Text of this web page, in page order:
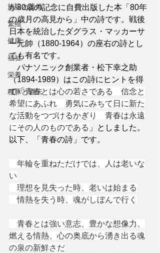
施設と設備
繁殖
健康
福祉
栄養
種豚と遺伝
が80歳の記念に自費出版した本「80年
の歳月の高見から」中の詩です。戦後
日本を統治したダグラス・マッカーサ
ー元帥（1880-1964）の座右の詩とし
ても有名です。
パナソニック創業者・松下幸之助
（1894-1989）はこの詩にヒントを得
て「青春とは心の若さである　信念と
希望にあふれ　勇気にみちて日に新た
な活動をつづけるかぎり　青春は永遠
にその人のものである 」としました。
以下、「青春の詩」です。
年輪を重ねただけでは、人は老いな
い
理想を見失った時、老いは始まる
情熱を失う時、魂がしぼんで行く
青春とは強い意志、豊かな想像力、
燃える情熱、心の奥底から湧き出る魂
の泉の新鮮さだ